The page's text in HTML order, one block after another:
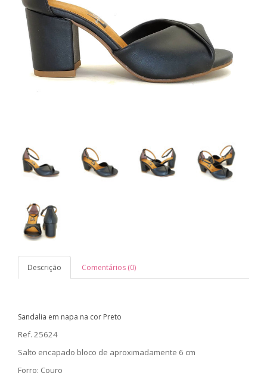
Descrição Comentários (0)
Sandalia em napa na cor Preto
Ref. 25624
Salto encapado bloco de aproximadamente 6 cm
Forro: Couro